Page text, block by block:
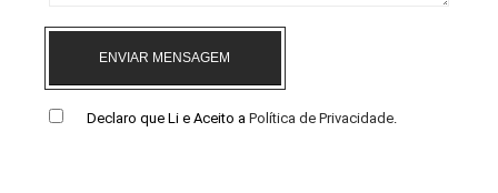
ENVIAR MENSAGEM
Declaro que Li e Aceito a Política de Privacidade.